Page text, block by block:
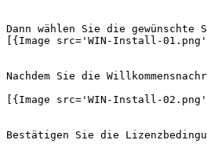
Dann wählen Sie die
[{Image src='WIN-Install-
Nachdem Sie die
[{Image src='WIN-Install-
Bestätigen Sie die